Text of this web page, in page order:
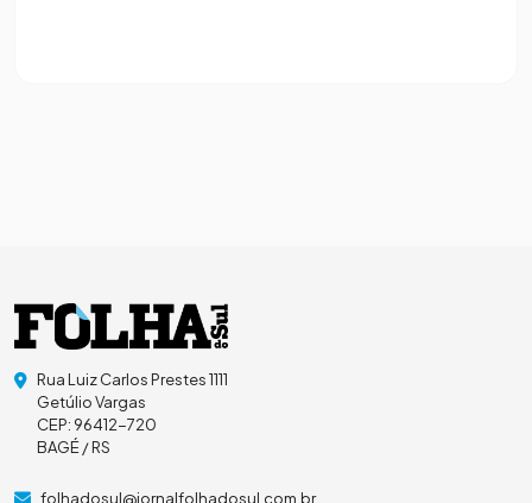
Rua Luiz Carlos Prestes 1111
Getúlio Vargas
CEP: 96412-720
BAGÉ / RS
folhadosul@jornalfolhadosul.com.br